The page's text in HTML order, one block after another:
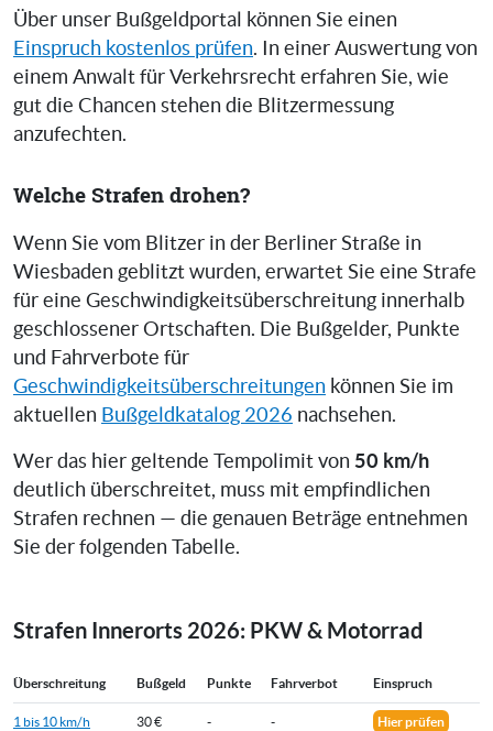
Über unser Bußgeldportal können Sie einen
Einspruch kostenlos prüfen. In einer Auswertung von
einem Anwalt für Verkehrsrecht erfahren Sie, wie
gut die Chancen stehen die Blitzermessung
anzufechten.
Welche Strafen drohen?
Wenn Sie vom Blitzer in der Berliner Straße in
Wiesbaden geblitzt wurden, erwartet Sie eine Strafe
für eine Geschwindigkeitsüberschreitung innerhalb
geschlossener Ortschaften. Die Bußgelder, Punkte
und Fahrverbote für
Geschwindigkeitsüberschreitungen können Sie im
aktuellen Bußgeldkatalog 2026 nachsehen.
Wer das hier geltende Tempolimit von 50 km/h
deutlich überschreitet, muss mit empfindlichen
Strafen rechnen — die genauen Beträge entnehmen
Sie der folgenden Tabelle.
Strafen Innerorts 2026: PKW & Motorrad
Überschreitung Bußgeld Punkte Fahrverbot Einspruch
1 bis 10 km/h 30 € - - Hier prüfen